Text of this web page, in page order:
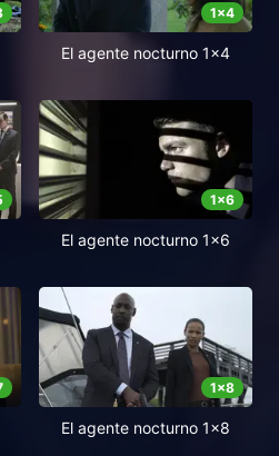
1x4
El agente nocturno 1x4
1x6
El agente nocturno 1x6
1x8
El agente nocturno 1x8